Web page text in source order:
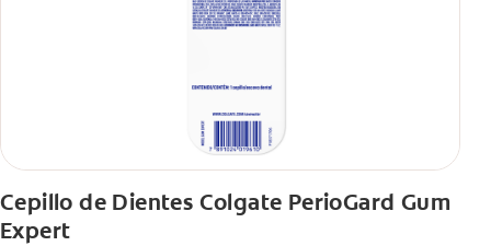
Cepillo de Dientes Colgate PerioGard Gum
Expert